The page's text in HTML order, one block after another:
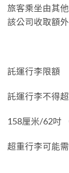
旅客乘坐由其
該公司收取額
託運行李限額
託運行李不得
158厘米/62吋
超重行李可能